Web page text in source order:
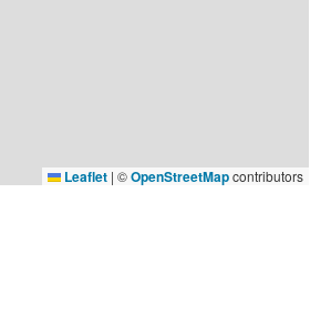
Leaflet | ©OpenStreetMapcontributors